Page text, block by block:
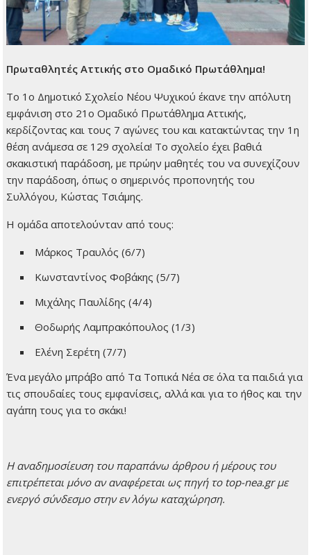
Πρωταθλητές Αττικής στο Ομαδικό Πρωτάθλημα!
Το 1ο Δημοτικό Σχολείο Νέου Ψυχικού έκανε την απόλυτη
εμφάνιση στο 21ο Ομαδικό Πρωτάθλημα Αττικής,
κερδίζοντας και τους 7 αγώνες του και κατακτώντας την 1η
θέση ανάμεσα σε 129 σχολεία! Το σχολείο έχει βαθιά
σκακιστική παράδοση, με πρώην μαθητές του να συνεχίζουν
την παράδοση, όπως ο σημερινός προπονητής του
Συλλόγου, Κώστας Τσιάμης.
Η ομάδα αποτελούνταν από τους:
Μάρκος Τραυλός (6/7)
Κωνσταντίνος Φοβάκης (5/7)
Μιχάλης Παυλίδης (4/4)
Θοδωρής Λαμπρακόπουλος (1/3)
Ελένη Σερέτη (7/7)
Ένα μεγάλο μπράβο από Τα Τοπικά Νέα σε όλα τα παιδιά για
τις σπουδαίες τους εμφανίσεις, αλλά και για το ήθος και την
αγάπη τους για το σκάκι!
H αναδημοσίευση του παραπάνω άρθρου ή μέρους του
επιτρέπεται μόνο αν αναφέρεται ως πηγή το top-nea.gr με
ενεργό σύνδεσμο στην εν λόγω καταχώρηση.